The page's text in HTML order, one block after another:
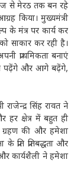
से मेरठ तक बन रहे
किया। मुख्यमंत्री
के मंत्र पर कार्य कर
साकार कर रही है।
प्राथमिकता बनाएं
पढ़ेंगे और आगे बढ़ेंगे,
राजेन्द्र सिंह रावत ने
हर क्षेत्र में बहुत ही
ग्रहण की और हमेशा
प्रति प्रतिबद्धता और
कार्यशैली ने हमेशा